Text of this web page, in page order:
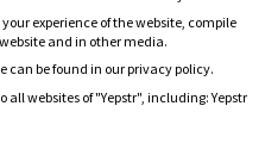
experience of the website, compile
and in other media.
can be found in our privacy policy.
all websites of "Yepstr", including: Yepstr